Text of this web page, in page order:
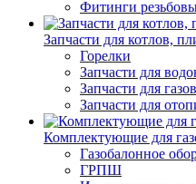
Фитинги
Запчасти для котлов,
Горелки
Запчасти для
Запчасти для
Запчасти для
Комплектующие для
Газобалонное
ГРПШ